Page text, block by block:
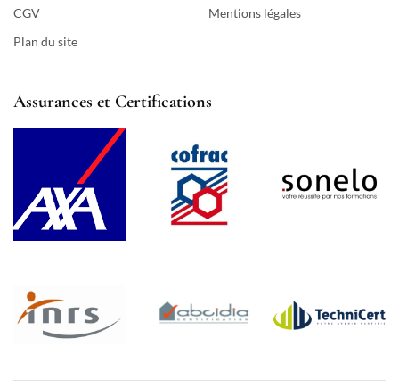
CGV
Plan du site
Mentions légales
Assurances et Certifications